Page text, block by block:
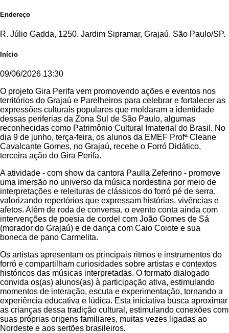
Endereço
R. Júlio Gadda, 1250. Jardim Sipramar, Grajaú. São Paulo/SP.
Início
09/06/2026 13:30
O projeto Gira Perifa vem promovendo ações e eventos nos
territórios do Grajaú e Parelheiros para celebrar e fortalecer as
expressões culturais populares que moldaram a identidade
dessas periferias da Zona Sul de São Paulo, algumas
reconhecidas como Patrimônio Cultural Imaterial do Brasil. No
dia 9 de junho, terça-feira, os alunos da EMEF Profª Cleane
Cavalcante Gomes, no Grajaú, recebe o Forró Didático,
terceira ação do Gira Perifa.
A atividade - com show da cantora Paulla Zeferino - promove
uma imersão no universo da música nordestina por meio de
interpretações e releituras de clássicos do forró pé de serra,
valorizando repertórios que expressam histórias, vivências e
afetos. Além de roda de conversa, o evento conta ainda com
intervenções de poesia de cordel com João Gomes de Sá
(morador do Grajaú) e de dança com Caio Coiote e sua
boneca de pano Carmelita.
Os artistas apresentam os principais ritmos e instrumentos do
forró e compartilham curiosidades sobre artistas e contextos
históricos das músicas interpretadas. O formato dialogado
convida os(as) alunos(as) à participação ativa, estimulando
momentos de interação, escuta e experimentação, tornando a
experiência educativa e lúdica. Esta iniciativa busca aproximar
as crianças dessa tradição cultural, estimulando conexões com
suas próprias origens familiares, muitas vezes ligadas ao
Nordeste e aos sertões brasileiros.